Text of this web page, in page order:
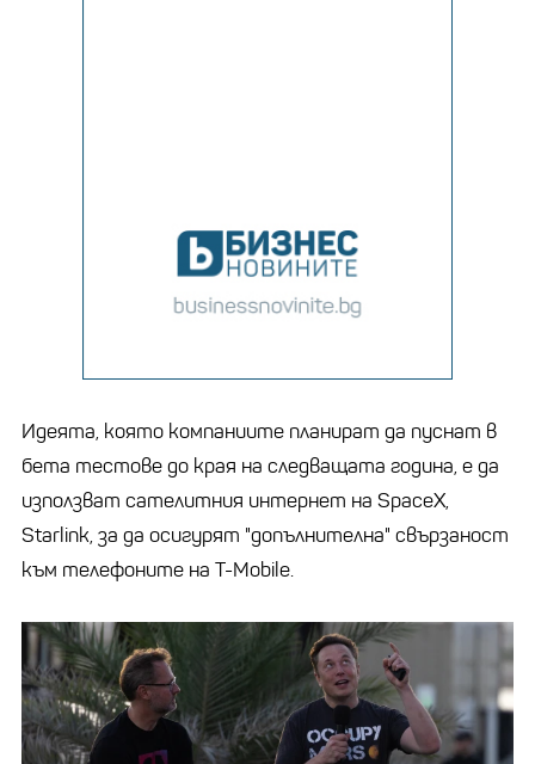
Идеята, която компаниите планират да пуснат в
бета тестове до края на следващата година, е да
използват сателитния интернет на SpaceX,
Starlink, за да осигурят "допълнителна" свързаност
към телефоните на T-Mobile.